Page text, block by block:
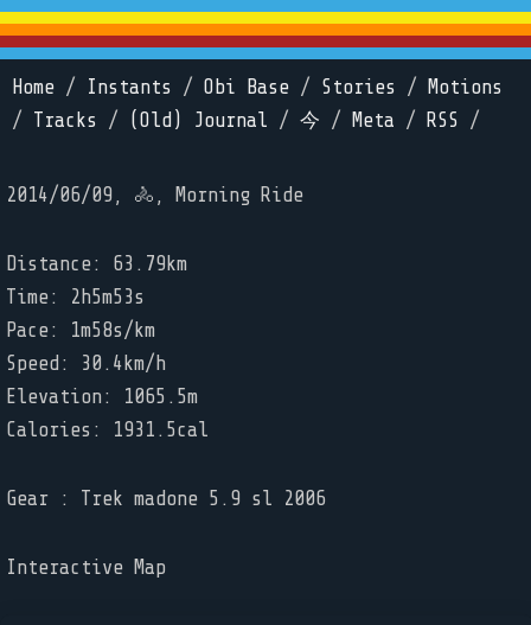
Home / Instants / Obi Base / Stories /
Motions
/ Tracks / (Old) Journal / 今 / Meta / RSS /
2014/06/09, 🚴, Morning Ride
Distance: 63.79km
Time: 2h5m53s
Pace: 1m58s/km
Speed: 30.4km/h
Elevation: 1065.5m
Calories: 1931.5cal
Gear : Trek madone 5.9 sl 2006
Interactive Map